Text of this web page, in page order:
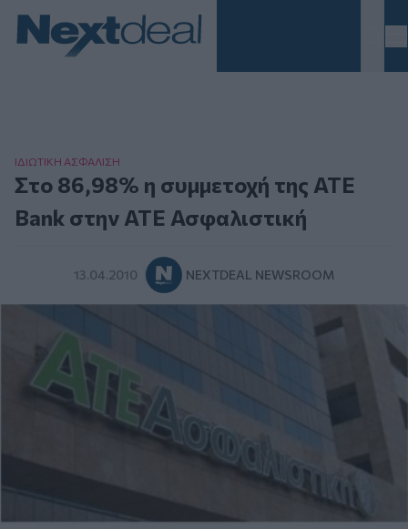
ΙΔΙΩΤΙΚΗ ΑΣΦAΛΙΣΗ
Στο 86,98% η συμμετοχή της ΑΤΕ
Βank στην ΑΤΕ Ασφαλιστική
13.04.2010 NEXTDEAL NEWSROOM